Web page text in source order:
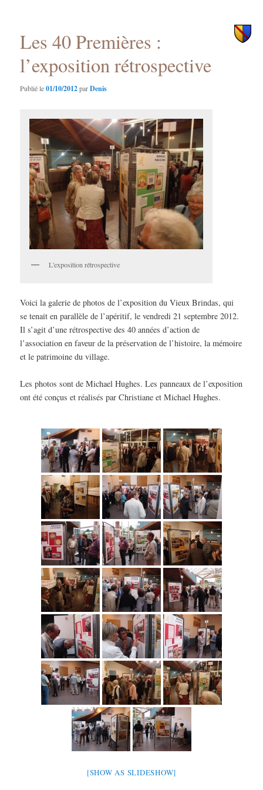
Les 40 Premières :
l’exposition rétrospective
Publié le01/10/2012parDenis
L'exposition rétrospective
Voici la galerie de photos de l’exposition du Vieux Brindas, qui
se tenait en parallèle de l’apéritif, le vendredi 21 septembre 2012.
Il s’agit d’une rétrospective des 40 années d’action de
l’association en faveur de la préservation de l’histoire, la mémoire
et le patrimoine du village.
Les photos sont de Michael Hughes. Les panneaux de l’exposition
ont été conçus et réalisés par Christiane et Michael Hughes.
[SHOW AS SLIDESHOW]